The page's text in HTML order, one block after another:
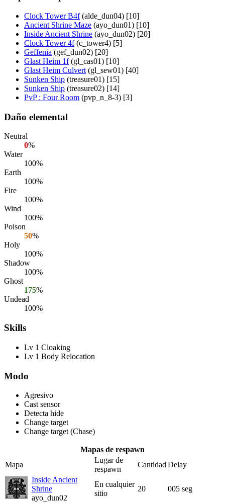
Clock Tower B4f(alde_dun04) [10]
Ancient Shrine Maze (ayo_dun01) [10]
Inside Ancient Shrine (ayo_dun02) [20]
Clock Tower 4f(c_tower4) [5]
Geffenia (gef_dun02) [20]
Glast Heim 1f(gl_cas01) [10]
Glast Heim Culvert (gl_sew01) [40]
Sunken Ship (treasure01) [15]
Sunken Ship (treasure02) [14]
PvP : Four Room (pvp_n_8-3) [3]
Daño elemental
Neutral
0%
Water
100%
Earth
100%
Fire
100%
Wind
100%
Poison
50%
Holy
100%
Shadow
100%
Ghost
175%
Undead
100%
Skills
Lv 1 Cloaking
Lv 1 Body Relocation
Modo
Agresivo
Cast sensor
Detecta hide
Change target
Change target (Chase)
Mapas de respawn
Mapa
Lugar de
respawn
Cantidad Delay
Inside Ancient
Shrine
ayo_dun02
En cualquier
sitio
20 005 seg